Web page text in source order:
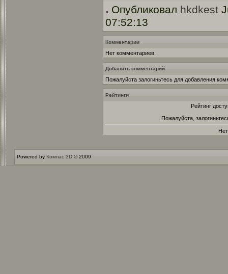
Опубликовал hkdkest
07:52:13
Комментарии
Нет комментариев.
Добавить комментарий
Пожалуйста залогиньтесь для добавления
Рейтинги
Рейтинг
Пожалуйста,
Powered by Компас 3D © 2009